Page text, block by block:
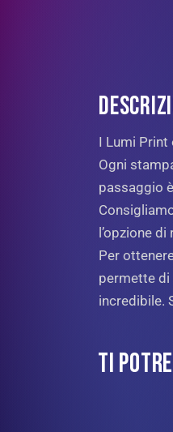
I Lumi
Ogni
passaggio
l’opzione
Per
permette di
incredibile.
TI